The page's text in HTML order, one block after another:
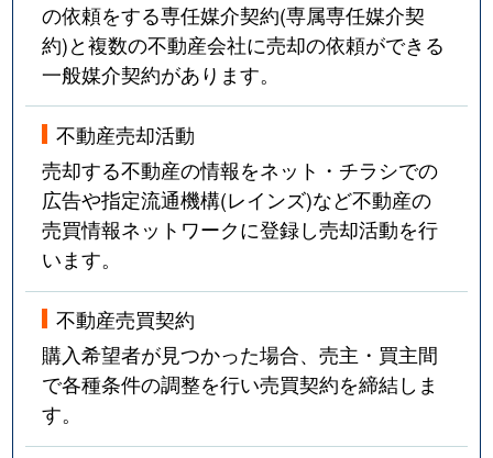
の依頼をする専任媒介契約(専属専任媒介契
約)と複数の不動産会社に売却の依頼ができる
一般媒介契約があります。
不動産売却活動
売却する不動産の情報をネット・チラシでの
広告や指定流通機構(レインズ)など不動産の
売買情報ネットワークに登録し売却活動を行
います。
不動産売買契約
購入希望者が見つかった場合、売主・買主間
で各種条件の調整を行い売買契約を締結しま
す。